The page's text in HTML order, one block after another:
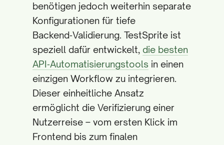
benötigen jedoch weiterhin separate
Konfigurationen für tiefe
Backend‑Validierung. TestSprite ist
speziell dafür entwickelt, die besten
API‑Automatisierungstools in einen
einzigen Workflow zu integrieren.
Dieser einheitliche Ansatz
ermöglicht die Verifizierung einer
Nutzerreise – vom ersten Klick im
Frontend bis zum finalen